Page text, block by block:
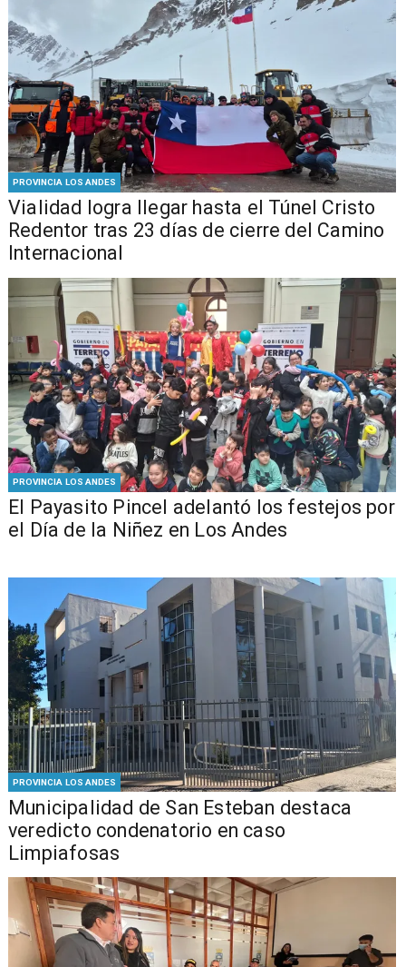
PROVINCIA LOS ANDES
Vialidad logra llegar hasta el Túnel Cristo
Redentor tras 23 días de cierre del Camino
Internacional
PROVINCIA LOS ANDES
El Payasito Pincel adelantó los festejos por
el Día de la Niñez en Los Andes
PROVINCIA LOS ANDES
Municipalidad de San Esteban destaca
veredicto condenatorio en caso
Limpiafosas